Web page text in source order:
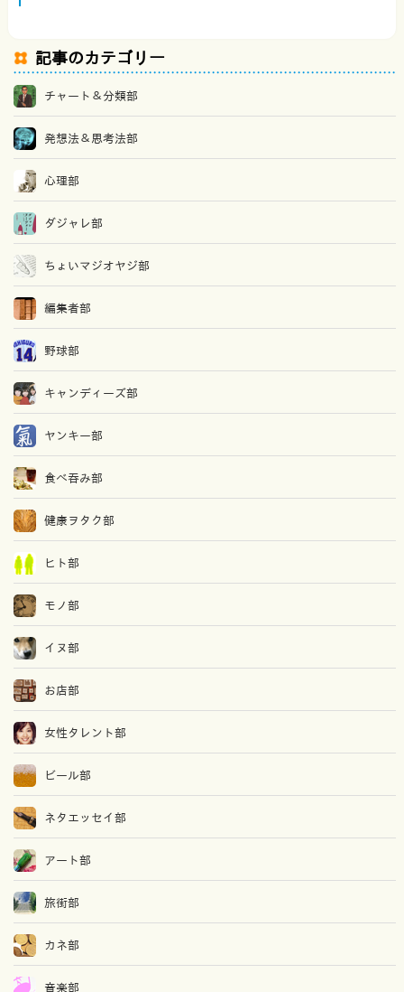
記事のカテゴリー
チャート＆分類部
発想法＆思考法部
心理部
ダジャレ部
ちょいマジオヤジ部
編集者部
野球部
キャンディーズ部
ヤンキー部
食べ吞み部
健康ヲタク部
ヒト部
モノ部
イヌ部
お店部
女性タレント部
ビール部
ネタエッセイ部
アート部
旅街部
カネ部
音楽部